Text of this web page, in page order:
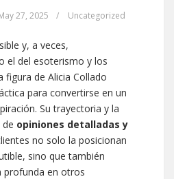
27, 2025 / Uncategorized
y, a veces,
el del esoterismo y los
figura de Alicia Collado
para convertirse en un
Su trayectoria y la
opiniones detalladas y
no solo la posicionan
sino que también
profunda en otros